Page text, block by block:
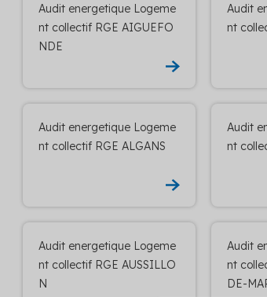
Audit energetique Logeme
nt collectif RGE AIGUEFO
NDE
Audit
nt
Audit energetique Logeme
nt collectif RGE ALGANS
Audit
nt
Audit energetique Logeme
nt collectif RGE AUSSILLO
N
Audit
nt
DE-